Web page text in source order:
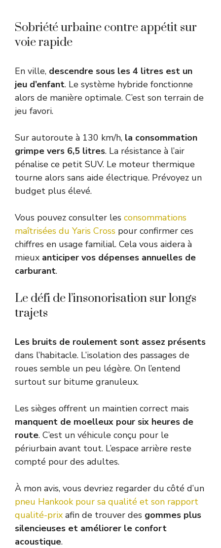
Sobriété urbaine contre appétit sur
voie rapide
En ville, descendre sous les 4 litres est un
jeu d’enfant. Le système hybride fonctionne
alors de manière optimale. C’est son terrain de
jeu favori.
Sur autoroute à 130 km/h, la consommation
grimpe vers 6,5 litres. La résistance à l’air
pénalise ce petit SUV. Le moteur thermique
tourne alors sans aide électrique. Prévoyez un
budget plus élevé.
Vous pouvez consulter les consommations
maîtrisées du Yaris Cross pour confirmer ces
chiffres en usage familial. Cela vous aidera à
mieux anticiper vos dépenses annuelles de
carburant.
Le défi de l’insonorisation sur longs
trajets
Les bruits de roulement sont assez présents
dans l’habitacle. L’isolation des passages de
roues semble un peu légère. On l’entend
surtout sur bitume granuleux.
Les sièges offrent un maintien correct mais
manquent de moelleux pour six heures de
route. C’est un véhicule conçu pour le
périurbain avant tout. L’espace arrière reste
compté pour des adultes.
À mon avis, vous devriez regarder du côté d’un
pneu Hankook pour sa qualité et son rapport
qualité-prix afin de trouver des gommes plus
silencieuses et améliorer le confort
acoustique.